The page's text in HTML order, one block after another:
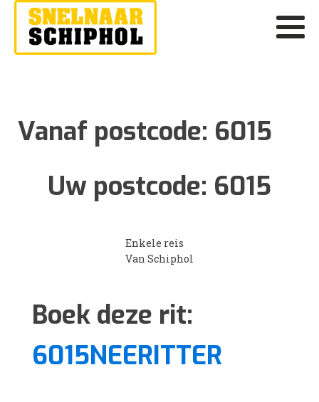
Vanaf postcode: 6015
Uw postcode: 6015
Enkele reis
Van Schiphol
Boek deze rit:
6015NEERITTER